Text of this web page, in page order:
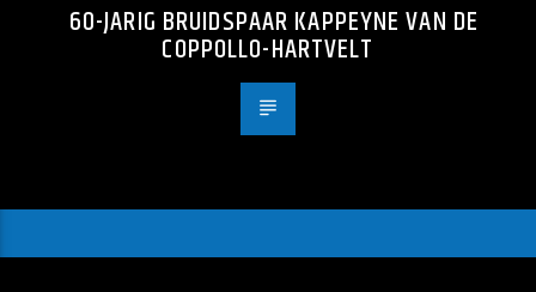
60-JARIG BRUIDSPAAR KAPPEYNE VAN DE
COPPOLLO-HARTVELT